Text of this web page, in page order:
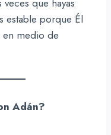
que hayas
estable porque Él
en medio de
Adán?